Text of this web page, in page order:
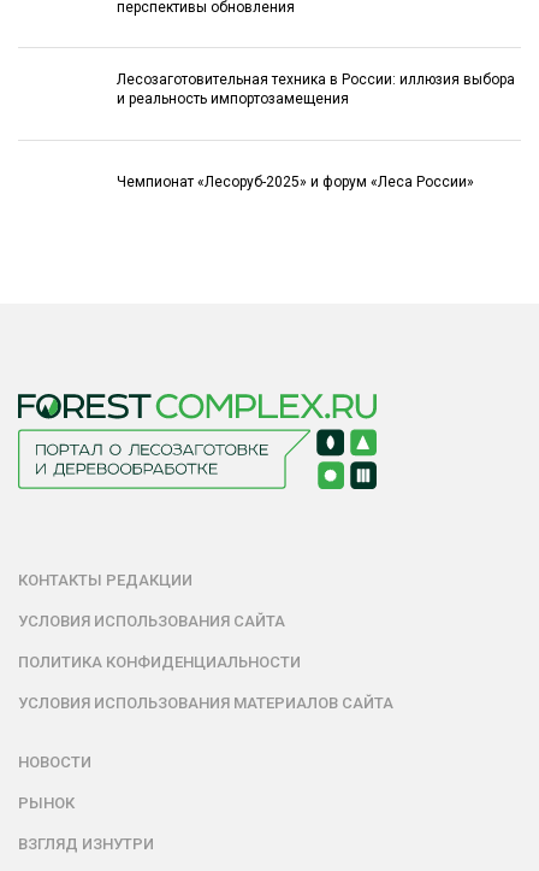
перспективы обновления
Лесозаготовительная техника в России: иллюзия выбора
и реальность импортозамещения
Чемпионат «Лесоруб-2025» и форум «Леса России»
КОНТАКТЫ РЕДАКЦИИ
УСЛОВИЯ ИСПОЛЬЗОВАНИЯ САЙТА
ПОЛИТИКА КОНФИДЕНЦИАЛЬНОСТИ
УСЛОВИЯ ИСПОЛЬЗОВАНИЯ МАТЕРИАЛОВ САЙТА
НОВОСТИ
РЫНОК
ВЗГЛЯД ИЗНУТРИ